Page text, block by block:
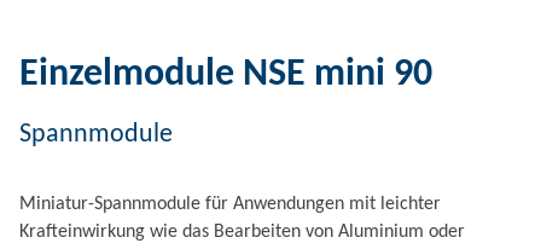
Einzelmodule NSE mini 90
Spannmodule
Miniatur-Spannmodule für Anwendungen mit leichter
Krafteinwirkung wie das Bearbeiten von Aluminium oder